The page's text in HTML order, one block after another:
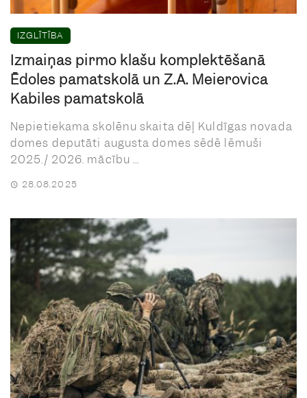
IZGLĪTĪBA
Izmaiņas pirmo klašu komplektēšanā
Ēdoles pamatskolā un Z.A. Meierovica
Kabiles pamatskolā
Nepietiekama skolēnu skaita dēļ Kuldīgas novada
domes deputāti augusta domes sēdē lēmuši
2025./ 2026. mācību ...
28.08.2025